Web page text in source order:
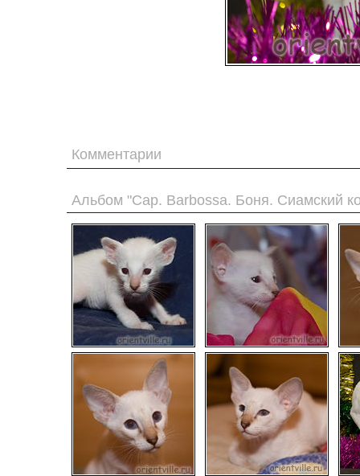
Комментарии
Альбом "Cap. Barbossa. Боня. Сиамский